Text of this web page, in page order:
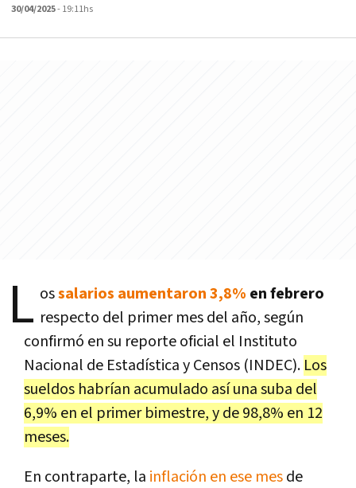
30/04/2025- 19:11hs
L ossalarios aumentaron 3,8% en febrero
respecto del primer mes del año, según
confirmó en su reporte oficial el Instituto
Nacional de Estadística y Censos (INDEC). Los
sueldos habrían acumulado así una suba del
6,9% en el primer bimestre, y de 98,8% en 12
meses.
En contraparte, la inflación en ese mesde